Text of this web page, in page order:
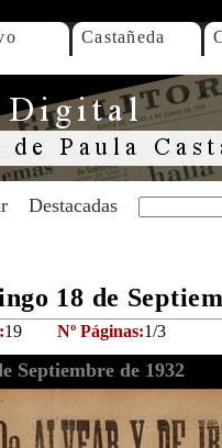
Castañeda
Destacadas
18 de
19 Nº Páginas:1/3
Septiembre de 1932